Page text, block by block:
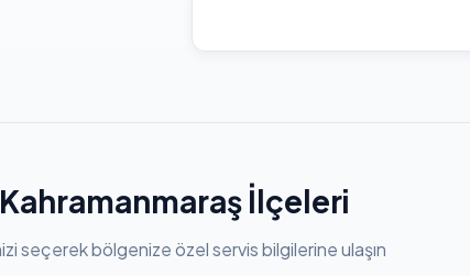
Kahramanmaraş İlçeleri
seçerek bölgenize özel servis bilgilerine ulaşın